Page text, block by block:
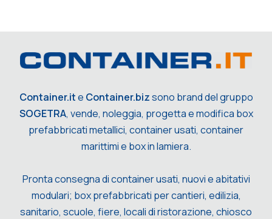
Container.ite Container.bizsono brand del gruppo
SOGETRA, vende, noleggia, progetta e modifica box
prefabbricati metallici, container usati, container
marittimi e box in lamiera.
Pronta consegna di container usati, nuovi e abitativi
modulari; box prefabbricati per cantieri, edilizia,
sanitario, scuole, fiere, locali di ristorazione, chiosco